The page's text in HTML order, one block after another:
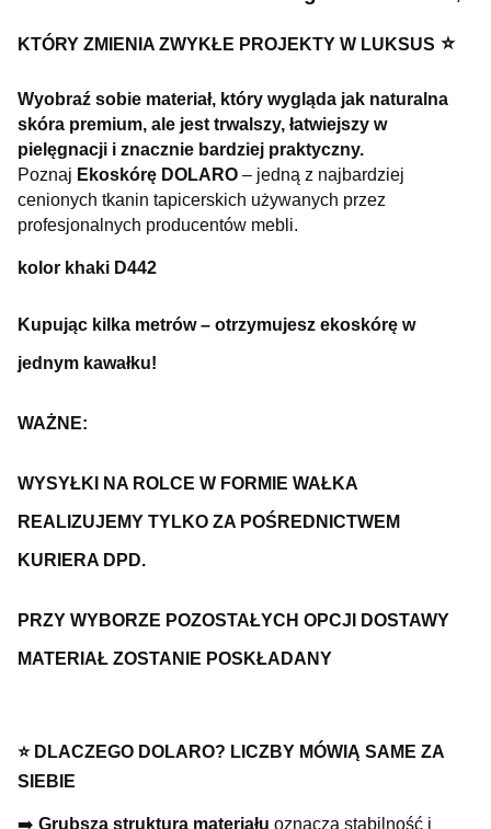
KTÓRY ZMIENIA ZWYKŁE PROJEKTY W LUKSUS ⭐️
Wyobraź sobie materiał, który wygląda jak naturalna
skóra premium, ale jest trwalszy, łatwiejszy w
pielęgnacji i znacznie bardziej praktyczny.
Poznaj Ekoskórę DOLARO – jedną z najbardziej
cenionych tkanin tapicerskich używanych przez
profesjonalnych producentów mebli.
kolor khaki D442
Kupując kilka metrów – otrzymujesz ekoskórę w
jednym kawałku!
WAŻNE:
WYSYŁKI NA ROLCE W FORMIE WAŁKA
REALIZUJEMY TYLKO ZA POŚREDNICTWEM
KURIERA DPD.
PRZY WYBORZE POZOSTAŁYCH OPCJI DOSTAWY
MATERIAŁ ZOSTANIE POSKŁADANY
⭐ DLACZEGO DOLARO? LICZBY MÓWIĄ SAME ZA
SIEBIE
➡️ Grubsza struktura materiału oznacza stabilność i